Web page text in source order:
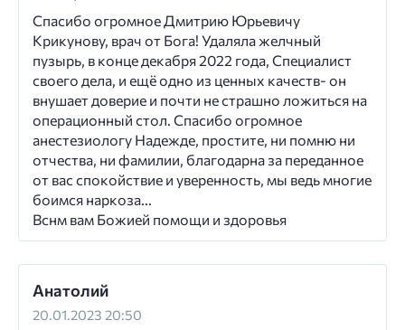
Спасибо огромное Дмитрию Юрьевичу
Крикунову, врач от Бога! Удаляла желчный
пузырь, в конце декабря 2022 года, Специалист
своего дела, и ещё одно из ценных качеств- он
внушает доверие и почти не страшно ложиться на
операционный стол. Спасибо огромное
анестезиологу Надежде, простите, ни помню ни
отчества, ни фамилии, благодарна за переданное
от вас спокойствие и уверенность, мы ведь многие
боимся наркоза...
Вснм вам Божией помощи и здоровья
Анатолий
20.01.2023 20:50